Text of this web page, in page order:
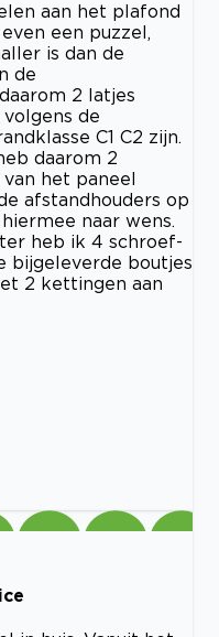
aan het plafond
een puzzel,
is dan de
de
2 latjes
de
C1 C2 zijn.
daarom 2
het paneel
afstandhouders op
naar wens.
heb ik 4 schroef-
bijgeleverde boutjes
2 kettingen aan